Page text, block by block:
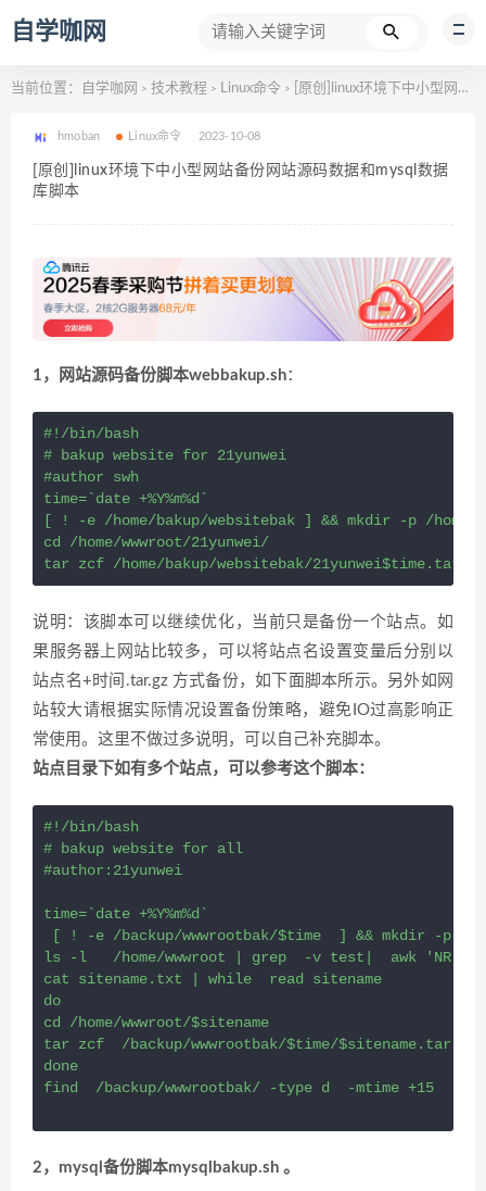
自学咖网
当前位置： 自学咖网 > 技术教程 > Linux命令 > [原创]linux环境下中小型网站备份网站源码数据和mysql数据库脚本
hmoban Linux命令 2023-10-08
[原创]linux环境下中小型网站备份网站源码数据和mysql数据
库脚本
1，网站源码备份脚本webbakup.sh：
#!/bin/bash
# bakup website for 21yunwei
#author swh
time=`date +%Y%m%d`
[ ! -e /home/bakup/websitebak ] && mkdir -p /home/
cd /home/wwwroot/21yunwei/
tar zcf /home/bakup/websitebak/
说明：该脚本可以继续优化，当前只是备份一个站点。如
果服务器上网站比较多，可以将站点名设置变量后分别以
站点名+时间.tar.gz 方式备份，如下面脚本所示。另外如网
站较大请根据实际情况设置备份策略，避免IO过高影响正
常使用。这里不做过多说明，可以自己补充脚本。
站点目录下如有多个站点，可以参考这个脚本：
#!/bin/bash
# bakup website for all
#author:21yunwei
time=`date +%Y%m%d`
[ ! -e /backup/wwwrootbak/$time  ] && mkdir -p /
ls -l   /home/wwwroot | grep  -v test|  awk
cat sitename.txt | while  read sitename
do
cd /home/wwwroot/$sitename
tar zcf  /backup/wwwrootbak/$time/
done
find  /backup/wwwrootbak/ -type d  -mtime +15
2，mysql备份脚本mysqlbakup.sh 。